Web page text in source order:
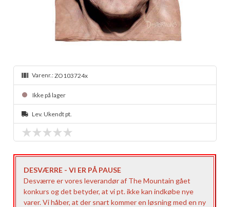
Varenr.:ZO103724x
Ikke på lager
Lev. Ukendt pt.
DESVÆRRE - VI ER PÅ PAUSE
Desværre er vores leverandør af The Mountain gået
konkurs og det betyder, at vi pt. ikke kan indkøbe nye
varer. Vi håber, at der snart kommer en løsning med en ny